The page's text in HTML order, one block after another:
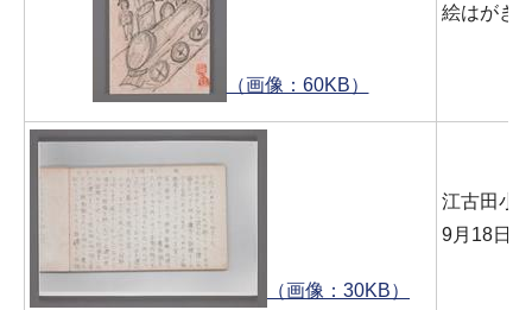
（画像：60KB）
絵はがき
（画像：30KB）
江古田小
9月18日